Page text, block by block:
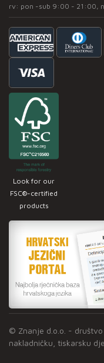
rv: pon -sub 9:00 - 21:00,
Look for our
FSC®-certified
products
© Znanje d.o.o. -
nakladničku, tiskarsku